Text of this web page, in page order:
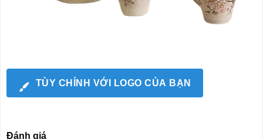
TÙY CHỈNH VỚI LOGO CỦA BẠN
Đánh giá